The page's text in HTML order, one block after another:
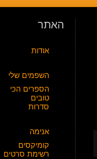
האתר
אודות
השפמים שלי
הספרים הכי
טובים
סדרות
אנימה
קומיקסים
רשימת סרטים